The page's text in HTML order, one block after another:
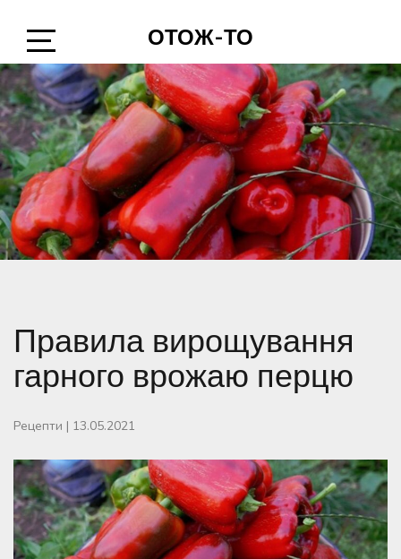
content
Open
Sidebar
ОТОЖ-ТО
Правила вирощування
гарного врожаю перцю
Рецепти | 13.05.2021